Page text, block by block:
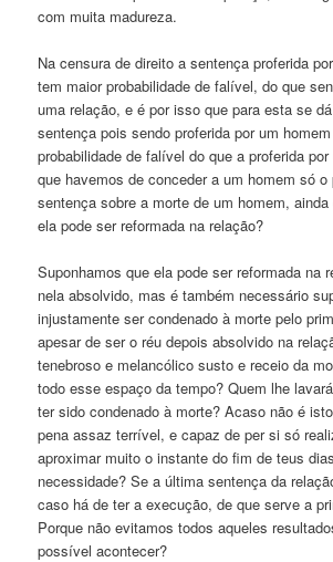
com muita madureza.
Na censura de direito a sentença proferida
tem maior probabilidade de falível, do que
uma relação, e é por isso que para esta se
sentença pois sendo proferida por um
probabilidade de falível do que a proferida
que havemos de conceder a um homem só o
sentença sobre a morte de um homem,
ela pode ser reformada na relação?
Suponhamos que ela pode ser reformada na
nela absolvido, mas é também necessário
injustamente ser condenado à morte pelo
apesar de ser o réu depois absolvido na
tenebroso e melancólico susto e receio da
todo esse espaço da tempo? Quem lhe
ter sido condenado à morte? Acaso não é
pena assaz terrível, e capaz de per si só
aproximar muito o instante do fim de teus
necessidade? Se a última sentença da
caso há de ter a execução, de que serve a
Porque não evitamos todos aqueles
possível acontecer?